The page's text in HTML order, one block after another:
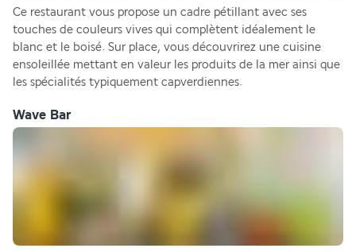
Ce restaurant vous propose un cadre pétillant avec ses
touches de couleurs vives qui complètent idéalement le
blanc et le boisé. Sur place, vous découvrirez une cuisine
ensoleillée mettant en valeur les produits de la mer ainsi que
les spécialités typiquement capverdiennes.
Wave Bar